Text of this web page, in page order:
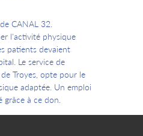
CANAL 32.
l'activité physique
patients devaient
Le service de
Troyes, opte pour le
adaptée. Un emploi
grâce à ce don.